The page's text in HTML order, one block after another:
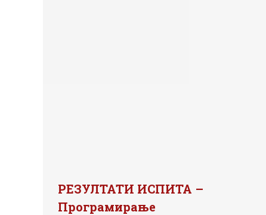
РЕЗУЛТАТИ ИСПИТА –
Програмирање